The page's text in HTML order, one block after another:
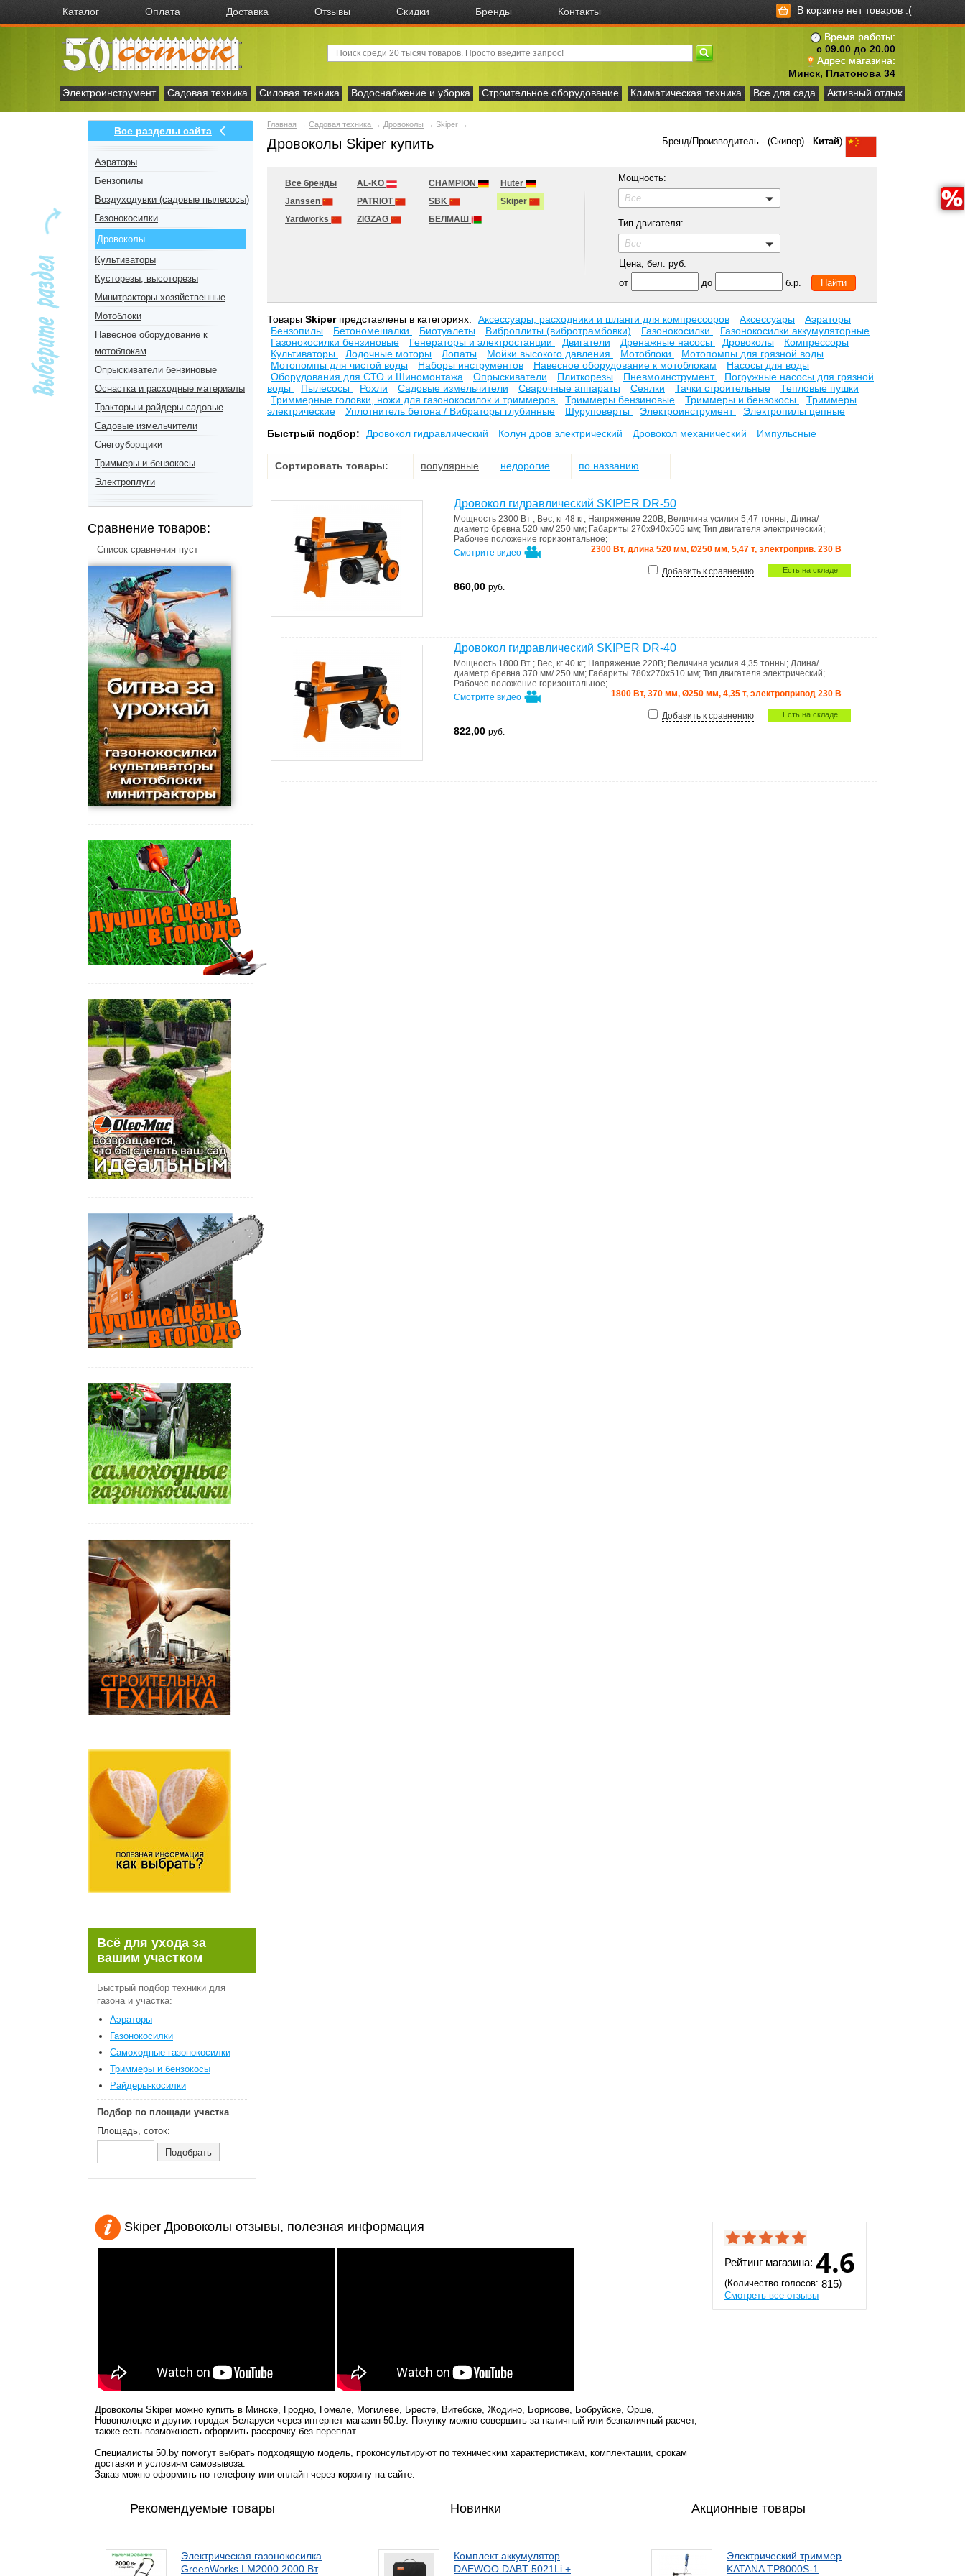
Каталог Оплата Доставка Отзывы Скидки Бренды Контакты В корзине нет товаров :(
Время работы:
с 09.00 до 20.00
Адрес магазина:
Минск, Платонова 34
Электроинструмент
Садовая техника Силовая техника Водоснабжение и уборка Строительное оборудование Климатическая техника Все для сада Активный отдых
Все разделы сайта
Аэраторы
Бензопилы
Воздуходувки (садовые пылесосы)
Газонокосилки
Дровоколы
Культиваторы
Кусторезы, высоторезы
Минитракторы хозяйственные
Мотоблоки
Навесное оборудование к
мотоблокам
Опрыскиватели бензиновые
Оснастка и расходные материалы
Тракторы и райдеры садовые
Садовые измельчители
Снегоуборщики
Триммеры и бензокосы
Электроплуги
Сравнение товаров:
Список сравнения пуст
Всё для ухода за
вашим участком
Быстрый подбор техники для
газона и участка:
Аэраторы
Газонокосилки
Самоходные газонокосилки
Триммеры и бензокосы
Райдеры-косилки
Подбор по площади участка
Площадь, соток:
Главная → Садовая техника → Дровоколы → Skiper →
Дровоколы Skiper купить Бренд/Производитель - (Скипер) - Китай)
Все бренды AL-KO CHAMPION
Huter
Janssen
PATRIOT SBK
Skiper
Yardworks
ZIGZAG БЕЛМАШ
Мощность:
Все
Тип двигателя:
Все
Цена, бел. руб.
от
до б.р.
Товары Skiperпредставлены в категориях: Аксесcуары, расходники и шланги для компрессоров Аксессуары
Аэраторы
Бензопилы
Бетономешалки Биотуалеты Виброплиты (вибротрамбовки) Газонокосилки
Газонокосилки аккумуляторные
Газонокосилки бензиновые
Генераторы и электростанции Двигатели Дренажные насосы Дровоколы
Компрессоры
Культиваторы
Лодочные моторы Лопаты Мойки высокого давления Мотоблоки
Мотопомпы для грязной воды
Мотопомпы для чистой воды
Наборы инструментов Навесное оборудование к мотоблокам
Насосы для воды
Оборудования для СТО и Шиномонтажа
Опрыскиватели Плиткорезы Пневмоинструмент
Погружные насосы для грязной
воды
Пылесосы Рохли Садовые измельчители Сварочные аппараты Сеялки Тачки строительные
Тепловые пушки
Триммерные головки, ножи для газонокосилок и триммеров
Триммеры бензиновые Триммеры и бензокосы
Триммеры
электрические
Уплотнитель бетона / Вибраторы глубинные Шуруповерты Электроинструмент
Электропилы цепные
Быстрый подбор:
Дровокол гидравлический Колун дров электрический Дровокол механический Импульсные
Сортировать товары: популярные недорогие по названию
Дровокол гидравлический SKIPER DR-50
Мощность 2300 Вт ; Вес, кг 48 кг; Напряжение 220В; Величина усилия 5,47 тонны; Длина/
диаметр бревна 520 мм/ 250 мм; Габариты 270х940х505 мм; Тип двигателя электрический;
Рабочее положение горизонтальное;
2300 Вт, длина 520 мм, Ø250 мм, 5,47 т, электроприв. 230 В
Смотрите видео
Есть на складе
Добавить к сравнению
860,00 руб.
Дровокол гидравлический SKIPER DR-40
Мощность 1800 Вт ; Вес, кг 40 кг; Напряжение 220В; Величина усилия 4,35 тонны; Длина/
диаметр бревна 370 мм/ 250 мм; Габариты 780х270х510 мм; Тип двигателя электрический;
Рабочее положение горизонтальное;
1800 Вт, 370 мм, Ø250 мм, 4,35 т, электропривод 230 В
Смотрите видео
Есть на складе
Добавить к сравнению
822,00 руб.
Skiper Дровоколы отзывы, полезная информация
Дровоколы Skiper можно купить в Минске, Гродно, Гомеле, Могилеве, Бресте, Витебске, Жодино, Борисове, Бобруйске, Орше,
Новополоцке и других городах Беларуси через интернет-магазин 50.by. Покупку можно совершить за наличный или безналичный расчет,
также есть возможность оформить рассрочку без переплат.
Специалисты 50.by помогут выбрать подходящую модель, проконсультируют по техническим характеристикам, комплектации, срокам
доставки и условиям самовывоза.
Заказ можно оформить по телефону или онлайн через корзину на сайте.
Рейтинг магазина: 4.6
(Количество голосов: 815)
Смотреть все отзывы
Рекомендуемые товары
Электрическая газонокосилка
GreenWorks LM2000 2000 Вт
Новинки
Комплект аккумулятор
DAEWOO DABT 5021Li +
Акционные товары
Электрический триммер
KATANA TP8000S-1